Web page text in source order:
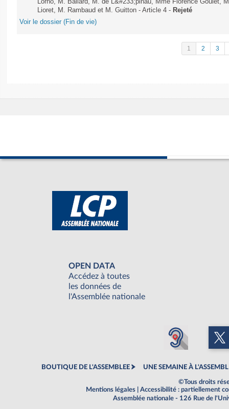
Lorho, M. Ballard, M. de L&#233;pinau, Mme Florence Goulet,
Lioret, M. Rambaud et M. Guitton - Article 4 - Rejeté
Voir le dossier (Fin de vie)
1 2 3
OPEN DATA
Accédez à toutes
les données de
l'Assemblée nationale
BOUTIQUE DE L'ASSEMBLEE UNE SEMAINE À
©Tous droits
Mentions légales
Accessibilité : partiellement
Assemblée nationale - 126 Rue de